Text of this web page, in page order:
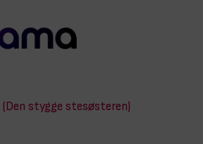
stygge stesøsteren)